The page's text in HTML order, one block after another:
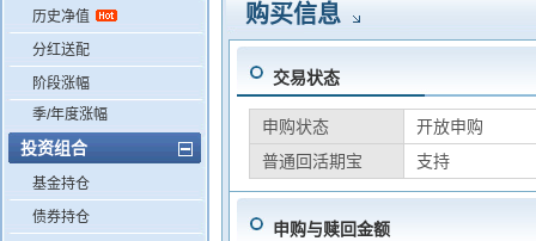
历史净值
分红送配
阶段涨幅
季/年度涨幅
投资组合
基金持仓
债券持仓
购买信息
交易状态
申购状态
开放申购
普通回活期宝
支持
申购与赎回金额